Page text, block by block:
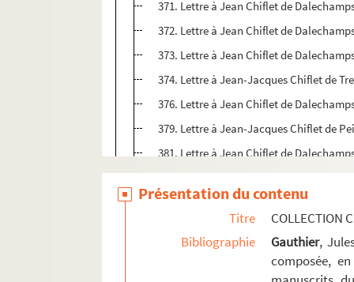
371. Lettre à Jean Chiflet de
372. Lettre à Jean Chiflet de
373. Lettre à Jean Chiflet de
374. Lettre à Jean-Jacques Chiflet de
376. Lettre à Jean Chiflet de
379. Lettre à Jean-Jacques Chiflet de
381. Lettre à Jean Chiflet de
382. Lettre à Jean-Jacques Chiflet de
385. Lettre à Jean-Jacques Chiflet de
387. Lettre à Philippe Chiflet de
389. Lettre à Philippe Chiflet de
391. Lettre à Jean-Jacques Chiflet de
Présentation du contenu
Titre
COLLECTION
Bibliographie
Gauthier,
composée,